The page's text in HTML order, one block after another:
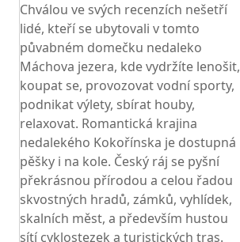
Chválou ve svých recenzích nešetří
lidé, kteří se ubytovali v tomto
půvabném domečku nedaleko
Máchova jezera, kde vydržíte lenošit,
koupat se, provozovat vodní sporty,
podnikat výlety, sbírat houby,
relaxovat. Romantická krajina
nedalekého Kokořínska je dostupná
pěšky i na kole. Český ráj se pyšní
překrásnou přírodou a celou řadou
skvostných hradů, zámků, vyhlídek,
skalních měst, a především hustou
sítí cyklostezek a turistických tras.